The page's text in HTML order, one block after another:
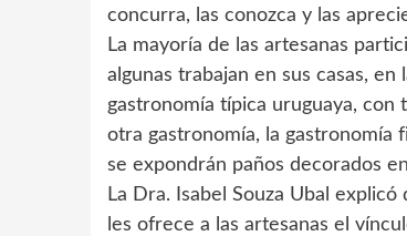
concurra, las conozca y las
La mayoría de las artesanas
algunas trabajan en sus casas,
gastronomía típica uruguaya,
otra gastronomía, la gastronomía
se expondrán paños decorados
La Dra. Isabel Souza Ubal
les ofrece a las artesanas el